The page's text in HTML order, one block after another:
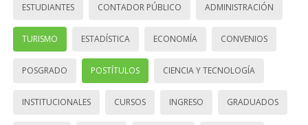
ESTUDIANTES CONTADOR PÚBLICO ADMINISTRACIÓN
TURISMO ESTADÍSTICA ECONOMÍA CONVENIOS
POSGRADO POSTÍTULOS CIENCIA Y TECNOLOGÍA
INSTITUCIONALES CURSOS INGRESO GRADUADOS